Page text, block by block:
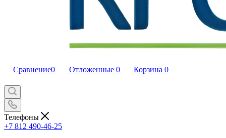
Сравнение0 Отложенные 0 Корзина 0
Телефоны
+7 812 490-46-25